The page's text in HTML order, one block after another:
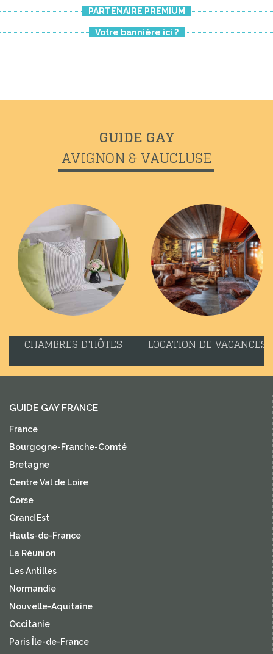
PARTENAIRE PREMIUM
Votre bannière ici ?
GUIDE GAY
AVIGNON & VAUCLUSE
CHAMBRES D'HÔTES LOCATION DE VACANCES
GUIDE GAY FRANCE
France
Bourgogne-Franche-Comté
Bretagne
Centre Val de Loire
Corse
Grand Est
Hauts-de-France
La Réunion
Les Antilles
Normandie
Nouvelle-Aquitaine
Occitanie
Paris Île-de-France